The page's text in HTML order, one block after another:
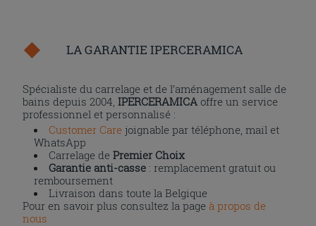
LA GARANTIE IPERCERAMICA
Spécialiste du carrelage et de l’aménagement salle de
bains depuis 2004,IPERCERAMICA offre un service
professionnel et personnalisé :
Customer Care joignable par téléphone, mail et
WhatsApp
Carrelage dePremier Choix
Garantie anti-casse : remplacement gratuit ou
remboursement
Livraison dans toute la Belgique
Pour en savoir plus consultez la page à propos de
nous